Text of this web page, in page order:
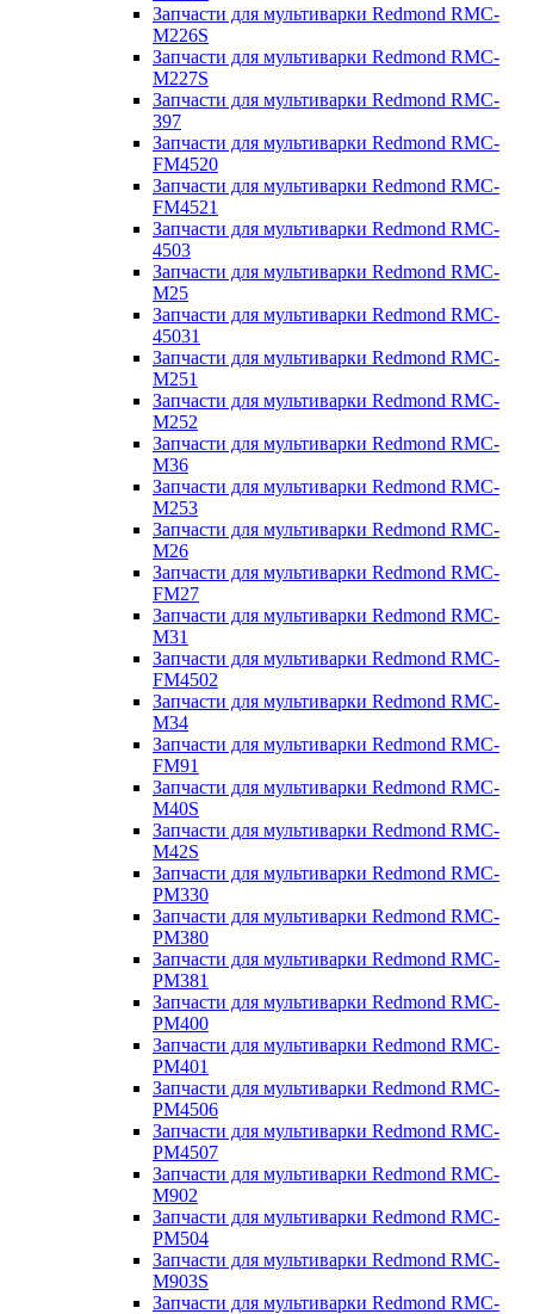
Запчасти для мультиварки Redmond RMC-
M226S
Запчасти для мультиварки Redmond RMC-
M227S
Запчасти для мультиварки Redmond RMC-
397
Запчасти для мультиварки Redmond RMC-
FM4520
Запчасти для мультиварки Redmond RMC-
FM4521
Запчасти для мультиварки Redmond RMC-
4503
Запчасти для мультиварки Redmond RMC-
M25
Запчасти для мультиварки Redmond RMC-
45031
Запчасти для мультиварки Redmond RMC-
M251
Запчасти для мультиварки Redmond RMC-
M252
Запчасти для мультиварки Redmond RMC-
M36
Запчасти для мультиварки Redmond RMC-
M253
Запчасти для мультиварки Redmond RMC-
M26
Запчасти для мультиварки Redmond RMC-
FM27
Запчасти для мультиварки Redmond RMC-
M31
Запчасти для мультиварки Redmond RMC-
FM4502
Запчасти для мультиварки Redmond RMC-
M34
Запчасти для мультиварки Redmond RMC-
FM91
Запчасти для мультиварки Redmond RMC-
M40S
Запчасти для мультиварки Redmond RMC-
M42S
Запчасти для мультиварки Redmond RMC-
PM330
Запчасти для мультиварки Redmond RMC-
PM380
Запчасти для мультиварки Redmond RMC-
PM381
Запчасти для мультиварки Redmond RMC-
PM400
Запчасти для мультиварки Redmond RMC-
PM401
Запчасти для мультиварки Redmond RMC-
PM4506
Запчасти для мультиварки Redmond RMC-
PM4507
Запчасти для мультиварки Redmond RMC-
M902
Запчасти для мультиварки Redmond RMC-
PM504
Запчасти для мультиварки Redmond RMC-
M903S
Запчасти для мультиварки Redmond RMC-